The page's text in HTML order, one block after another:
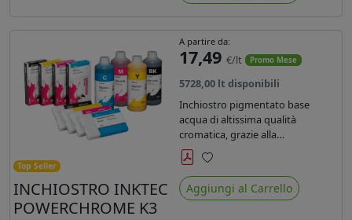
Top Seller
INCHIOSTRO INKTEC
POWERCHROME K3
A partire da:
17,49 €/lt Promo Mese
5728,00 lt disponibili
Inchiostro pigmentato base
acqua di altissima qualità
cromatica, grazie alla
concentrazione di pigmenti
permette di realizzare stampe di
altissima qualità e ridurre la curva
colore fino ad un 20 % rispetto
Preferiti
Aggiungi al Carrello